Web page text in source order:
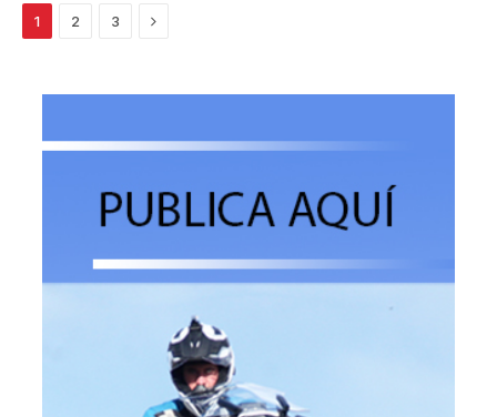
1 2 3 Siguiente